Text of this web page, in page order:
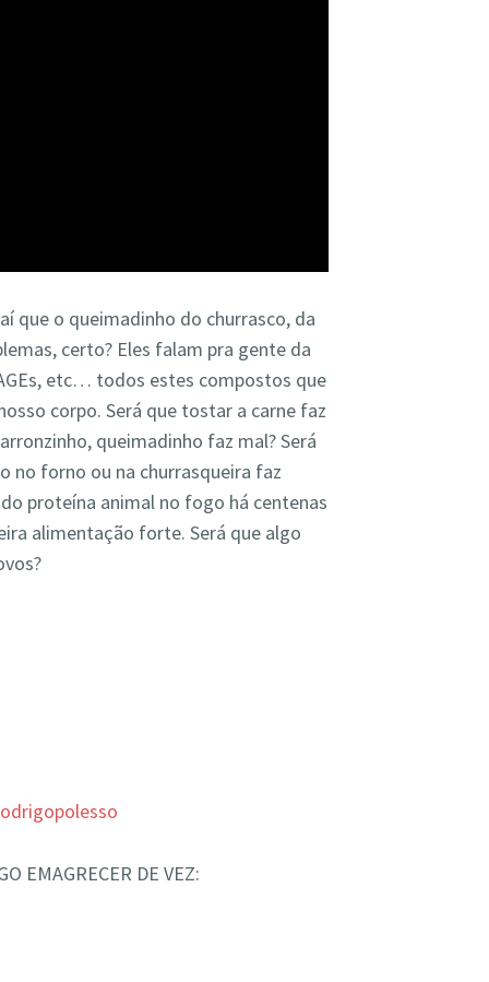
que o queimadinho do churrasco, da
certo? Eles falam pra gente da
etc… todos estes compostos que
corpo. Será que tostar a carne faz
queimadinho faz mal? Será
no forno ou na churrasqueira faz
proteína animal no fogo há centenas
alimentação forte. Será que algo
EMAGRECER DE VEZ: